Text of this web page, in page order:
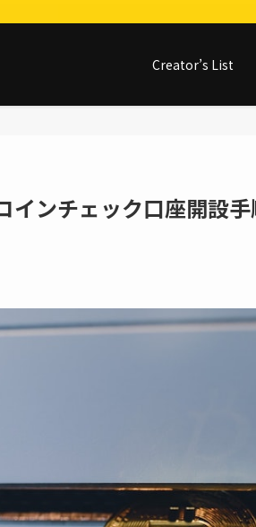
Creator’s List
インチェック口座開設